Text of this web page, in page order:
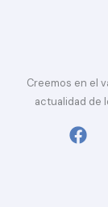
Creemos en el
actualidad de